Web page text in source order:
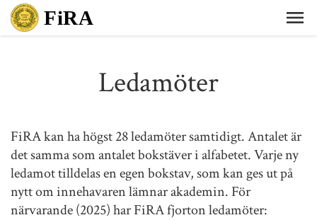
Ledamöter
FiRA kan ha högst 28 ledamöter samtidigt. Antalet är
det samma som antalet bokstäver i alfabetet. Varje ny
ledamot tilldelas en egen bokstav, som kan ges ut på
nytt om innehavaren lämnar akademin. För
närvarande (2025) har FiRA fjorton ledamöter: